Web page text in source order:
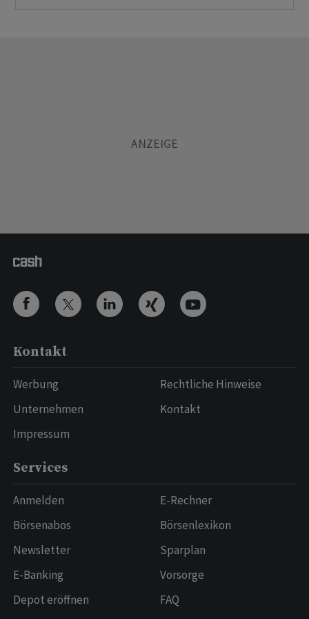
Kontakt
Werbung
Unternehmen
Impressum
Rechtliche Hinweise
Kontakt
Services
Anmelden
Börsenabos
Newsletter
E-Banking
Depot eröffnen
E-Rechner
Börsenlexikon
Sparplan
Vorsorge
FAQ